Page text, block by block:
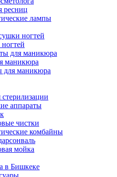
ресниц
лампы
ногтей
для маникюра
маникюра
для маникюра
аппараты
чистки
комбайны
мойка
в Бишкеке